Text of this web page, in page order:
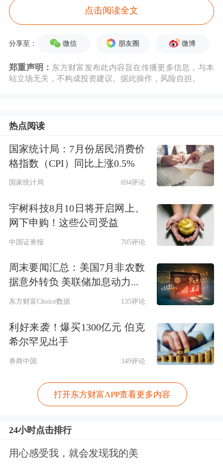
险管控，并尽量选择流动性较强，杠杆
较低和不具备信用风险的黄金投资产
各种黄金投资方式的优劣势（来源程小
勇）
终端金饰价格快速拉涨
上个周末，黄金
品牌老铺在全国多
个城市的门店前都排起长龙。有消费者
在社交媒体上分享，周日晚间为了迎接
排队“抢金”的客户，老铺位于南京的门
店结束营业时间延迟到了晚上11点半。
“本周一老铺几乎所有商品价格都出现
买的一款克重约20克的手链产品，一夜
铺门店掀起排队“抢金”热潮的原因，一
消费者向证券时报·e公司记者表示，上
点击阅读全文
分享至： 微信 朋友圈 微博
郑重声明： 东方财富发布此内容旨在传播更多信息，与本
站立场无关，不构成投资建议。据此操作，风险自担。
热点阅读
国家统计局：7月份居民消费价
格指数（CPI）同比上涨0.5%
国家统计局 694评论
宇树科技8月10日将开启网上、
网下申购！这些公司受益
中国证券报 705评论
周末要闻汇总：美国7月非农数
据意外转负 美联储加息动力...
东方财富Choice数据 135评论
利好来袭！爆买1300亿元 伯克
希尔罕见出手
券商中国 349评论
打开东方财富APP查看更多内容
24小时点击排行
用心感受我，就会发现我的美